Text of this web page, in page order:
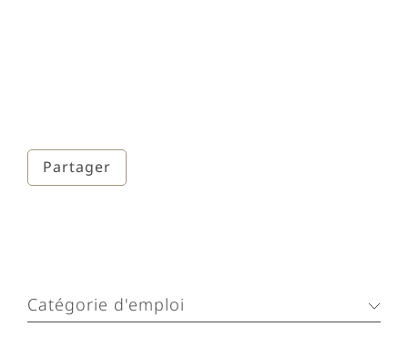
Partager
Catégorie d'emploi